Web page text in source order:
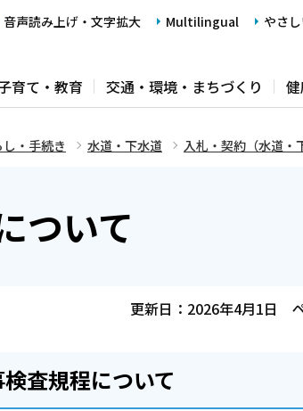
音声読み上げ・文字拡大 Multilingual やさ
育て・教育 交通・環境・まちづくり
し・手続き 水道・下水道 入札・契約（水道・
ついて
更新日：2026年4月1日
査規程について